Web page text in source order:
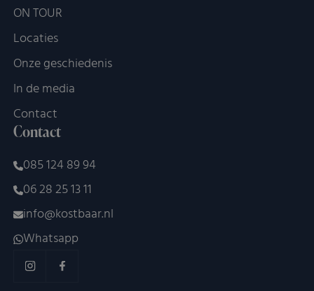
ON TOUR
Locaties
Onze geschiedenis
In de media
Contact
Contact
085 124 89 94
06 28 25 13 11
info@kostbaar.nl
Whatsapp